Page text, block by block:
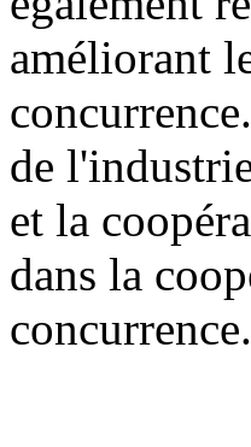
améliorant
de
et la
dans la
concurrence.